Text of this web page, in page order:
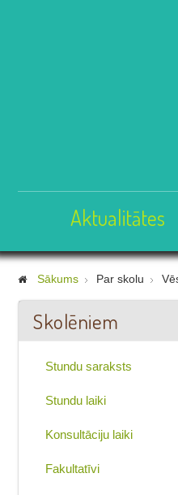
Aktualitātes
Sākums Par skolu
Skolēniem
Stundu saraksts
Stundu laiki
Konsultāciju laiki
Fakultatīvi